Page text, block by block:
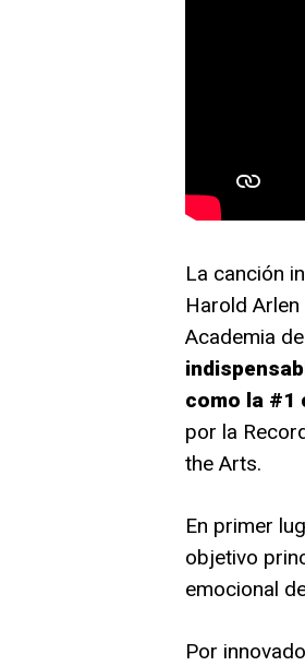
La canción
Harold
Academia
como la #1
por la
the Arts.
En primer
objetivo
emocional
Por